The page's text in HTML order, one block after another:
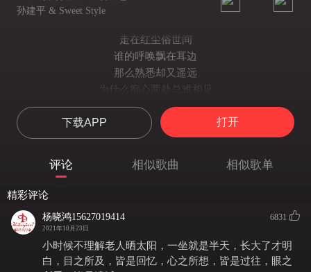
孙建平 & Sweet Style
走在红尘俗世间
谁的呼唤飘在耳边
那么熟悉却又遥远
为什么痴心两处总难相见
徘徊在起风的午夜
谁的叹息飘在风间
那么无奈却又无悔
就算换了时空变了容颜
就算换了时空变了容颜
我依然记得你眼里的依恋
纵然难续前世也要再结今生缘
下载APP 打开
评论 相似歌曲 相似歌单
精彩评论
杨晓鸿15627019414
2021年10月23日
6831
小时候不理解老人晒太阳，一坐就是半天，长大了才明
白，目之所及，皆是回忆，心之所想，皆是过往，眼之